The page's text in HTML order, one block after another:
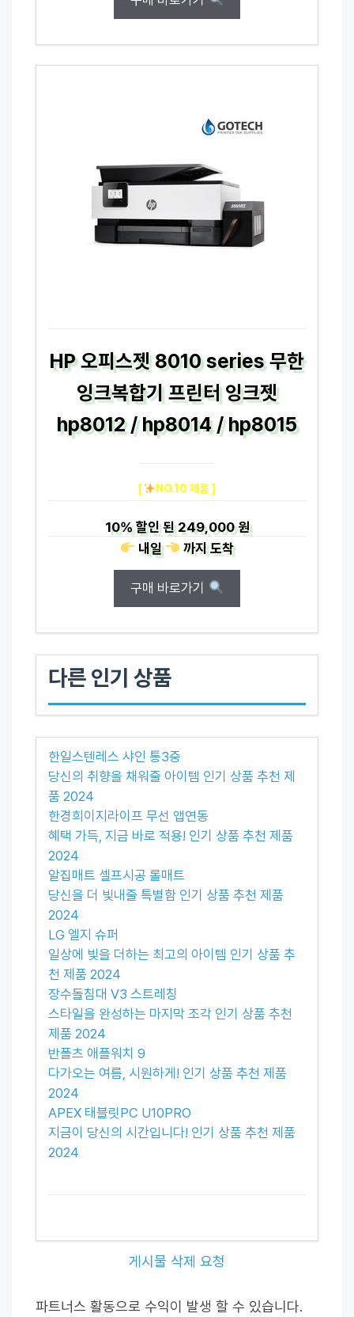
HP 오피스젯 8010 series 무한
잉크복합기 프린터 잉크젯
hp8012 / hp8014 / hp8015
[ NO.10 제품 ]
10%할인 된249,000 원
내일
까지도착
구매 바로가기
다른 인기 상품
한일스텐레스 샤인 통3중
당신의 취향을 채워줄 아이템 인기 상품 추천 제
품 2024
한경희이지라이프 무선 앱연동
혜택 가득, 지금 바로 적용! 인기 상품 추천 제품
2024
알집매트 셀프시공 롤매트
당신을 더 빛내줄 특별함 인기 상품 추천 제품
2024
LG 엘지 슈퍼
일상에 빛을 더하는 최고의 아이템 인기 상품 추
천 제품 2024
장수돌침대 V3 스트레칭
스타일을 완성하는 마지막 조각 인기 상품 추천
제품 2024
반폴츠 애플워치 9
다가오는 여름, 시원하게! 인기 상품 추천 제품
2024
APEX 태블릿PC U10PRO
지금이 당신의 시간입니다! 인기 상품 추천 제품
2024
게시물 삭제 요청
파트너스 활동으로 수익이 발생 할 수 있습니다.